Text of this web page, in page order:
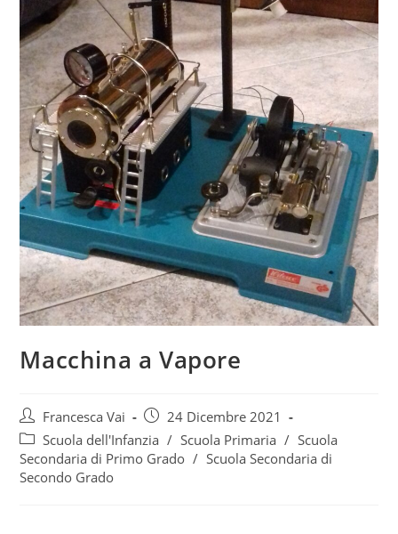
Macchina a Vapore
Francesca Vai
24 Dicembre 2021
Scuola dell'Infanzia / Scuola Primaria / Scuola
Secondaria di Primo Grado / Scuola Secondaria di
Secondo Grado